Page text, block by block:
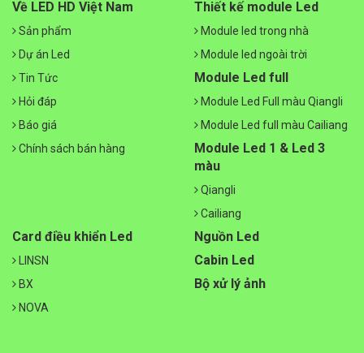
Về LED HD Việt Nam
Sản phẩm
Dự án Led
Tin Tức
Hỏi đáp
Báo giá
Chính sách bán hàng
Thiết kế module Led
Module led trong nhà
Module led ngoài trời
Module Led full
Module Led Full màu Qiangli
Module Led full màu Cailiang
Module Led 1 & Led 3
màu
Qiangli
Cailiang
Card điều khiển Led
LINSN
BX
NOVA
Nguồn Led
Cabin Led
Bộ xử lý ảnh